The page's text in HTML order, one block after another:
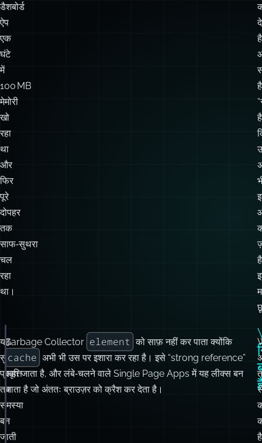
में
100 MB
मेमोरी
खो
रहा
था
और
फिर
पूरे
दोपहर
तक
साफ‑सुथरा
चल
रहा
था।
है
समस्या
बन
जाती
है
जब
आप
document.body.removeChild(element);
// The element is gone from the DOM, but cache is
cache
जाता है जो अंततः ब्राउज़र को क्रैश कर देता है।